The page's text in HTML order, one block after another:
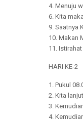
4. Menuju
6. Kita
9. Saatnya
10. Makan
11.
HARI KE-2
1. Pukul
2. Kita
3.
4.